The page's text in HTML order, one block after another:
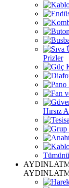
Prizler
Hırsız